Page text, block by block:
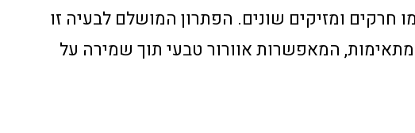
חרקים ומזיקים שונים. הפתרון המושלם לבעיה זו
המאפשרות אוורור טבעי תוך שמירה על